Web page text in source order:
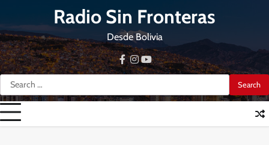
content
Radio Sin Fronteras
Desde Bolivia
Search
for:
facebook
instagram
youtube